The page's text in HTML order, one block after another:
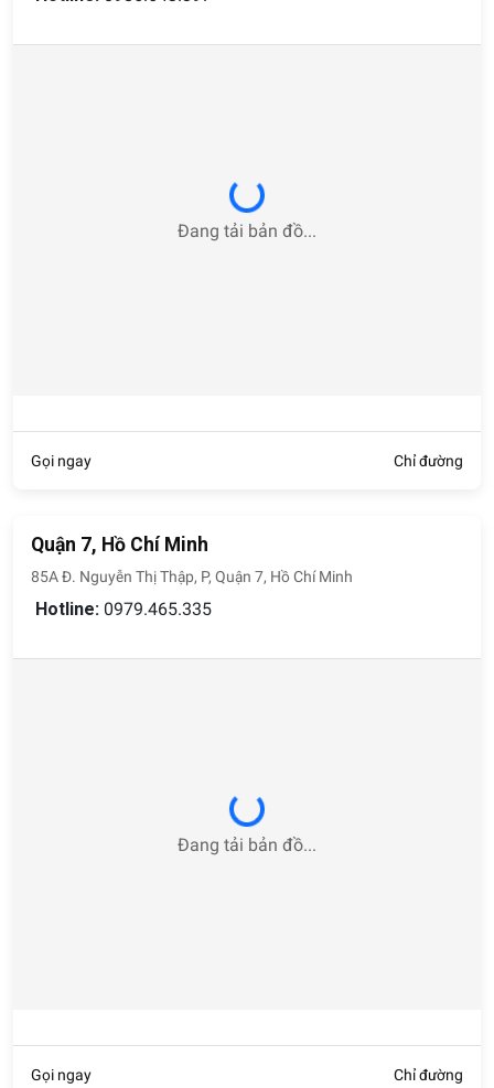
Loading...
Đang tải bản đồ...
Gọi ngay Chỉ đường
Quận 7, Hồ Chí Minh
85A Đ. Nguyễn Thị Thập, P, Quận 7, Hồ Chí Minh
Hotline: 0979.465.335
Loading...
Đang tải bản đồ...
Gọi ngay Chỉ đường